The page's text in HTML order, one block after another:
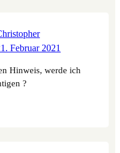
Februar 2021
Hinweis, werde ich
?